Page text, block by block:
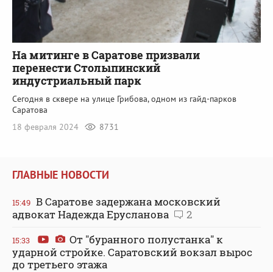
На митинге в Саратове призвали
перенести Столыпинский
индустриальный парк
Сегодня в сквере на улице Грибова, одном из гайд-парков
Саратова
18 февраля 2024
8731
ГЛАВНЫЕ НОВОСТИ
15:49 В Саратове задержана московский
адвокат Надежда Ерусланова
2
15:33
От "буранного полустанка" к
ударной стройке. Саратовский вокзал вырос
до третьего этажа